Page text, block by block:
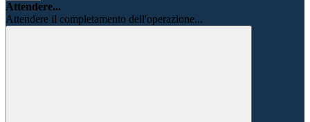
Attendere...
Attendere il completamento dell'operazione...